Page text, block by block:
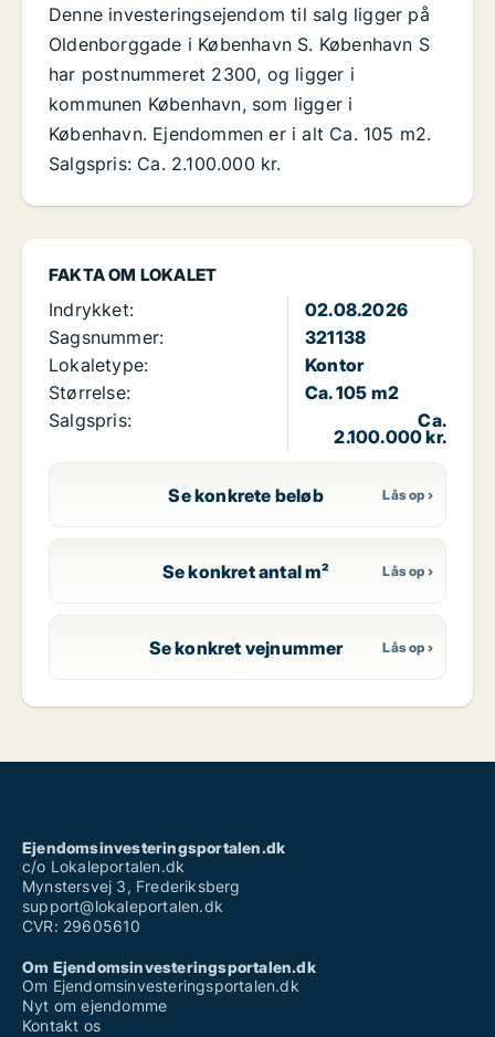
FAKTA OM LOKALET
Indrykket:
02.08.2026
Sagsnummer:
321138
Lokaletype:
Kontor
Størrelse:
Ca. 105 m2
Salgspris:
Ca.
2.100.000 kr.
Se konkrete beløb
Se konkret antal m²
Se konkret vejnummer
Denne investeringsejendom til salg ligger på
Oldenborggade i København S. København S
har postnummeret 2300, og ligger i
kommunen København, som ligger i
København. Ejendommen er i alt Ca. 105 m2.
Salgspris: Ca. 2.100.000 kr.
Ejendomsinvesteringsportalen.dk
c/o Lokaleportalen.dk
Mynstersvej 3, Frederiksberg
support@lokaleportalen.dk
CVR: 29605610
Om Ejendomsinvesteringsportalen.dk
Om Ejendomsinvesteringsportalen.dk
Nyt om ejendomme
Kontakt os